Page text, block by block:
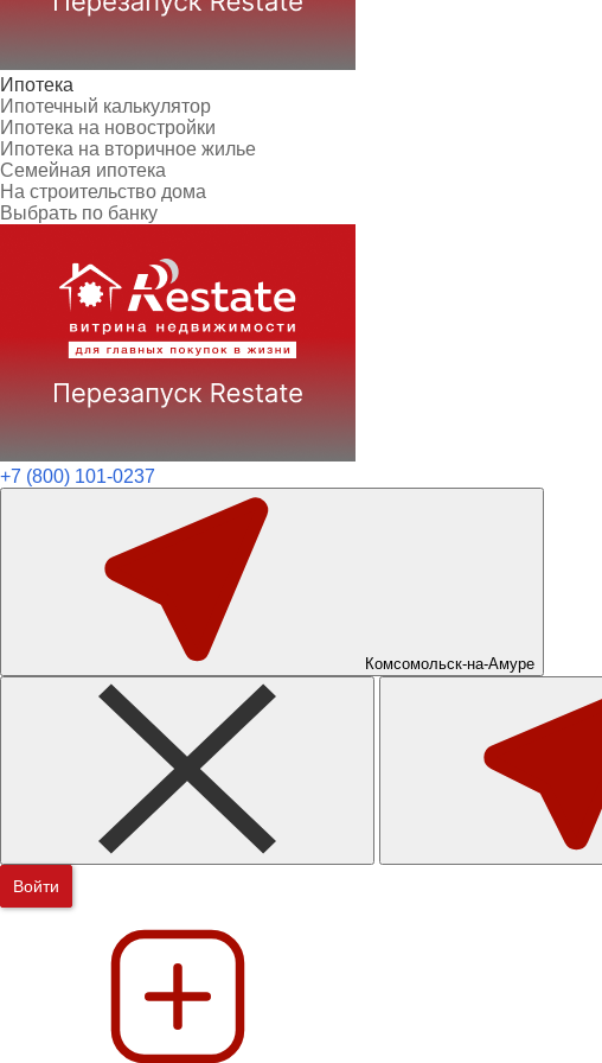
Ипотека
Ипотечный калькулятор
Ипотека на новостройки
Ипотека на вторичное жилье
Семейная ипотека
На строительство дома
Выбрать по банку
+7 (800) 101-0237
Комсомольск-на-Амуре
Войти